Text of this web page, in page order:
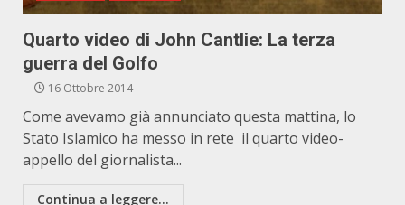
Quarto video di John Cantlie: La terza
guerra del Golfo
16 Ottobre 2014
Come avevamo già annunciato questa mattina, lo
Stato Islamico ha messo in rete il quarto video-
appello del giornalista...
Continua a leggere...